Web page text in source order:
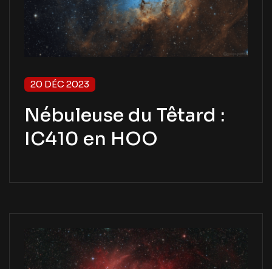
20 DÉC 2023
Nébuleuse du Têtard :
IC410 en HOO